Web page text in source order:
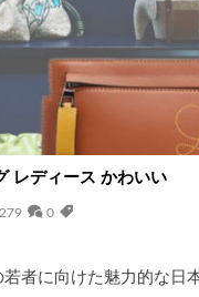
レディース かわいい
279 0
者に向けた魅力的な日